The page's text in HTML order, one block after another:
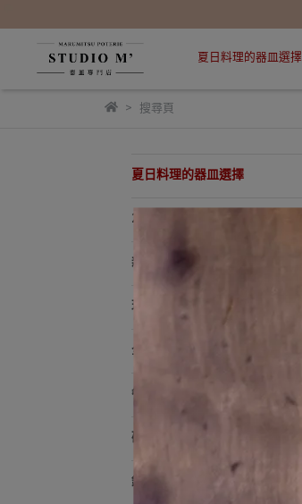
夏日料理的器皿選擇
搜尋頁
夏日料理的器皿選擇
2026 春夏新品
新到貨 New arrival
現貨專區．快速出貨
全部商品
餐盤 Plate
碗缽 Bowl
鍋具 Pot